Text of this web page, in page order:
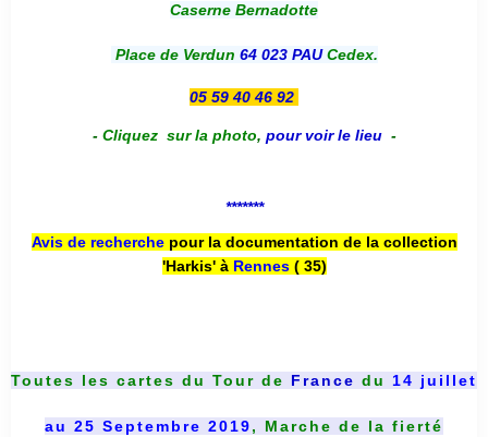
Caserne Bernadotte
Place de Verdun 64 023 PAUCedex.
05 59 40 46 92
- Cliquez sur la photo, pour voir le lieu -
*******
Avis de recherche pour la documentation de la collection
'Harkis' à Rennes( 35)
Toutes les cartes du Tour de France du 14 juillet
au 25 Septembre 2019, Marche de la fierté